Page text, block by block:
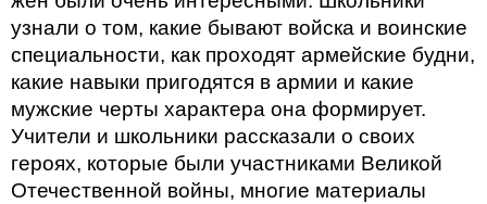
узнали о том, какие бывают войска и воинские
специальности, как проходят армейские будни,
какие навыки пригодятся в армии и какие
мужские черты характера она формирует.
Учители и школьники рассказали о своих
героях, которые были участниками Великой
Отечественной войны, многие материалы